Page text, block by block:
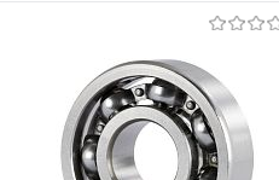
Запросить цену
Купить в 1 клик
К сравнению
В избранное
Под заказ